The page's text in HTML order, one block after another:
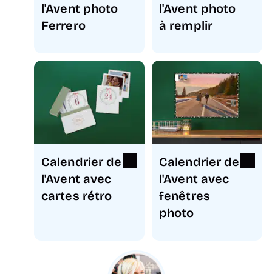
l'Avent photo
Ferrero
l'Avent photo
à remplir
Calendrier de
l'Avent avec
cartes rétro
Calendrier de
l'Avent avec
fenêtres
photo